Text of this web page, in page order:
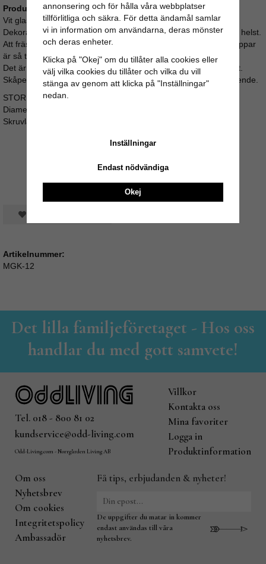
Produktbeskrivning:
Vit glasknopp med silverfärgade metalldetaljer.
Dekorativ till både byrån, köksinredningen eller vilket skåp som helst.
Att fräsha upp sin byrå, köksluckor eller garderob med nya knoppar
är så tacksamt.
Det är enkelt, går fort, är billigt och ger oftast ett snyggt resultat.
Skåpet eller byrån får en personlig prägel och ett helt nytt utseende.
STORLEK:
Diameter: 3cm
Skruvlängd ca 3,5cm (M4)
Spara som favorit
Artikelnummer:
MGK-12
Det lilla familjeföretaget - Hos oss
handlar du med gott samvete!
Tel. 018 - 800 81 02
kundservice@odd-living.com
Odd-Living.com - Norrgården Living AB
Villkor
Kontakta oss
Mina favoriter
Logga in
Produktinformation
Om oss
Nyhetsbrev
Om cookies
Integritetspolicy
Ambassadör
Få tips, erbjudanden & nyheter!
De uppgifter du matar in kommer
endast användas till våra
nyhetsbrev.
annonsering och för hålla våra webbplatser
tillförlitliga och säkra. För detta ändamål samlar
vi in information om användarna, deras mönster
och deras enheter.
Klicka på "Okej" om du tillåter alla cookies eller
välj vilka cookies du tillåter och vilka du vill
stänga av genom att klicka på "Inställningar"
nedan.
Inställningar
Endast nödvändiga
Okej